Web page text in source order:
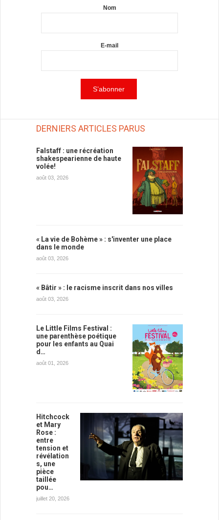
Nom
E-mail
DERNIERS ARTICLES PARUS
Falstaff : une récréation
shakespearienne de haute
volée!
août 03, 2026
« La vie de Bohème » : s'inventer une place
dans le monde
août 03, 2026
« Bâtir » : le racisme inscrit dans nos villes
août 03, 2026
Le Little Films Festival :
une parenthèse poétique
pour les enfants au Quai
d…
août 01, 2026
Hitchcock
et Mary
Rose :
entre
tension et
révélation
s, une
pièce
taillée
pou…
juillet 20, 2026